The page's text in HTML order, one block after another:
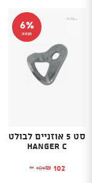
6%
הנחה
סט 5 אוזניים לבולט
HANGER C
₪ 109
המחיר המקורי₪ 102 המחיר הנוכחי